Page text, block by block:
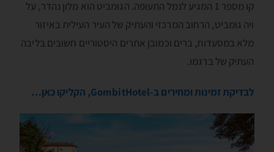
קו מספר 1 המגיע לנמל התעופה. הגומביט הוא מלון נהדר, על
ויה גומביט, הרחוב המרכזי והעתיק של העיר העילית באיזור
מלא במסעדות, ברים וכמובן אתרים היסטוריים חשובים בליבה
העתיק של ברגמו.
לבדיקת זמינות ומחירים ב-GombitHotel, הקליקו כאן…